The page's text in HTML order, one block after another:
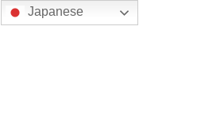
Japanese